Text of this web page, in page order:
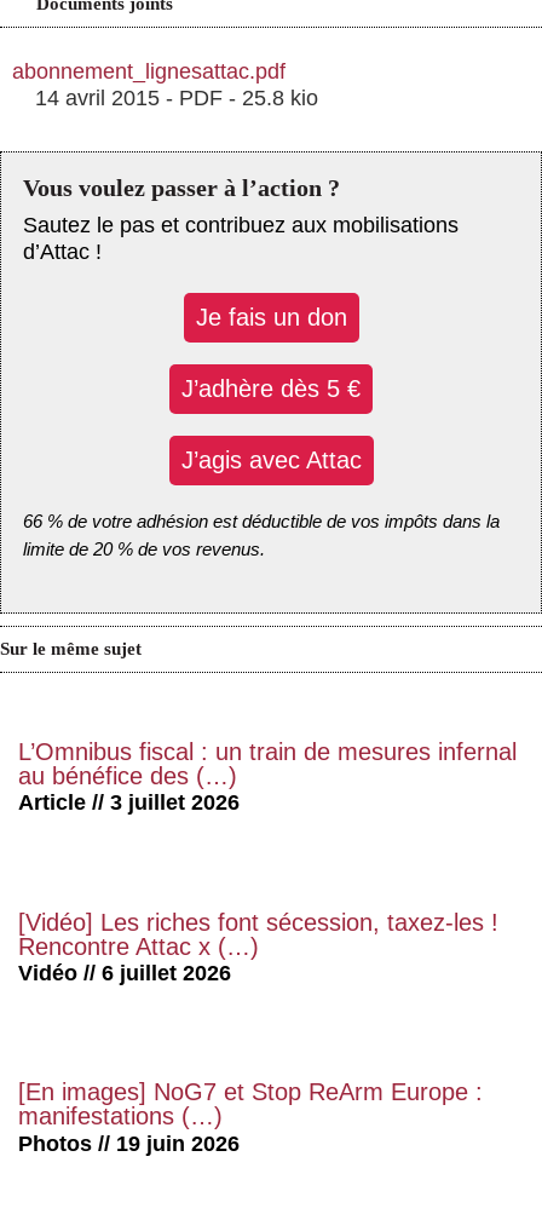
abonnement_lignesattac.pdf
14 avril 2015 - PDF - 25.8 kio
Vous voulez passer à l’action ?
Sautez le pas et contribuez aux mobilisations
d’Attac !
Je fais un don
J’adhère dès 5 €
J’agis avec Attac
66 % de votre adhésion est déductible de vos impôts dans la
limite de 20 % de vos revenus.
Sur le même sujet
L’Omnibus fiscal : un train de mesures infernal
au bénéfice des (…)
Article // 3 juillet 2026
[Vidéo] Les riches font sécession, taxez-les !
Rencontre Attac x (…)
Vidéo // 6 juillet 2026
[En images] NoG7 et Stop ReArm Europe :
manifestations (…)
Photos // 19 juin 2026